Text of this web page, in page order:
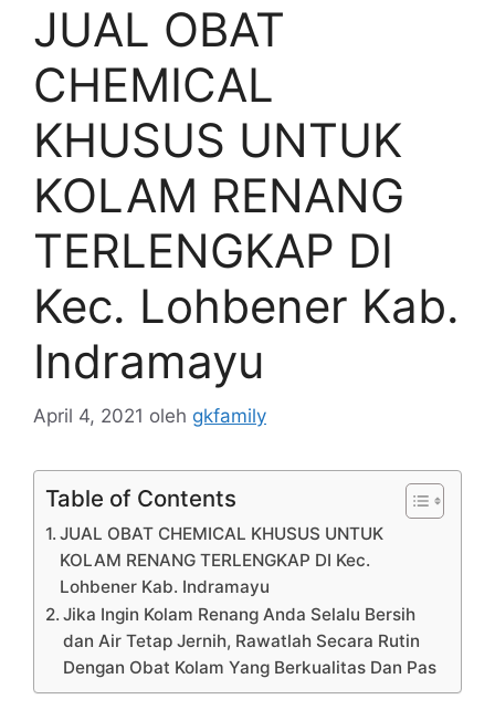
JUAL OBAT
CHEMICAL
KHUSUS UNTUK
KOLAM RENANG
TERLENGKAP DI
Kec. Lohbener Kab.
Indramayu
April 4, 2021 oleh gkfamily
Table of Contents
JUAL OBAT CHEMICAL KHUSUS UNTUK
KOLAM RENANG TERLENGKAP DI Kec.
Lohbener Kab. Indramayu
Jika Ingin Kolam Renang Anda Selalu Bersih
dan Air Tetap Jernih, Rawatlah Secara Rutin
Dengan Obat Kolam Yang Berkualitas Dan Pas